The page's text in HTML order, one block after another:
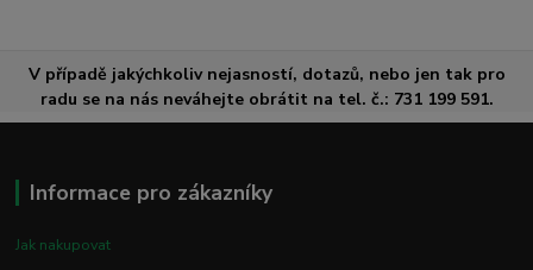
V případě jakýchkoliv nejasností, dotazů, nebo jen tak pro
radu se na nás neváhejte obrátit na tel. č.: 731 199 591.
Informace pro zákazníky
Jak nakupovat